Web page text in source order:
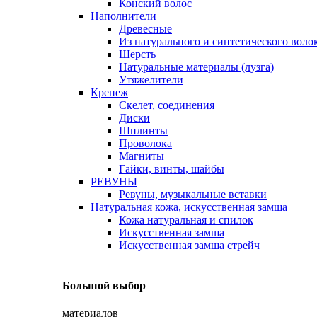
Конский волос
Наполнители
Древесные
Из натурального и синтетического
Шерсть
Натуральные материалы (лузга)
Утяжелители
Крепеж
Скелет, соединения
Диски
Шплинты
Проволока
Магниты
Гайки, винты, шайбы
РЕВУНЫ
Ревуны, музыкальные вставки
Натуральная кожа, искусственная замша
Кожа натуральная и спилок
Искусственная замша
Искусственная замша стрейч
Большой выбор
материалов